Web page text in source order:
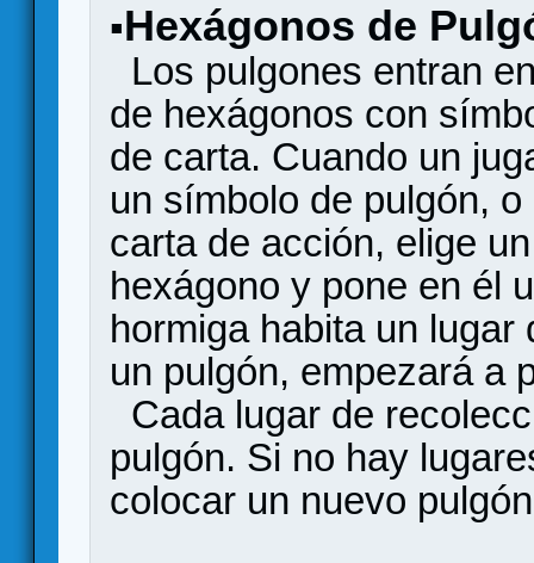
▪Hexágonos de
Los pulgones entran
de hexágonos con
de carta. Cuando un
un símbolo de pulgón,
carta de acción, elige
hexágono y pone en él
hormiga habita un
un pulgón, empezará a
Cada lugar de
pulgón. Si no hay
colocar un nuevo